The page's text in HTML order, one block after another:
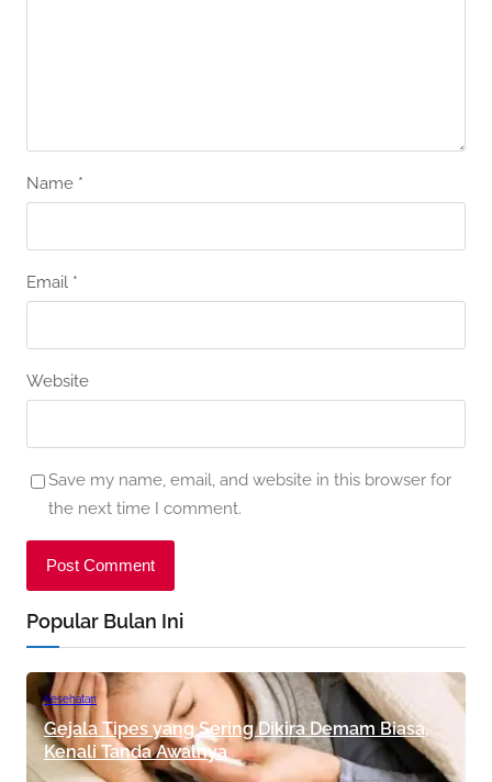
Name *
Email *
Website
Save my name, email, and website in this browser for
the next time I comment.
Popular Bulan Ini
Kesehatan
Gejala Tipes yang Sering Dikira Demam Biasa,
Kenali Tanda Awalnya